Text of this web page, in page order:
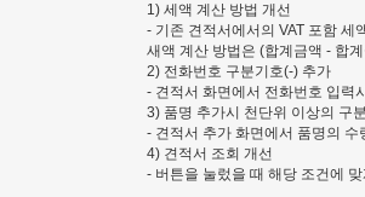
1) 세액 계산 방법 개선
- 기존 견적서에서의 VAT 포함 세
새액 계산 방법은 (합계금액 - 합
2) 전화번호 구분기호(-) 추가
- 견적서 화면에서 전화번호 입력
3) 품명 추가시 천단위 이상의 구
- 견적서 추가 화면에서 품명의
4) 견적서 조회 개선
- 버튼을 눌렀을 때 해당 조건에